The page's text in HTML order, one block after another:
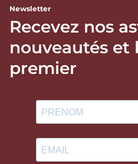
Newsletter
Recevez nos
nouveautés et
premier